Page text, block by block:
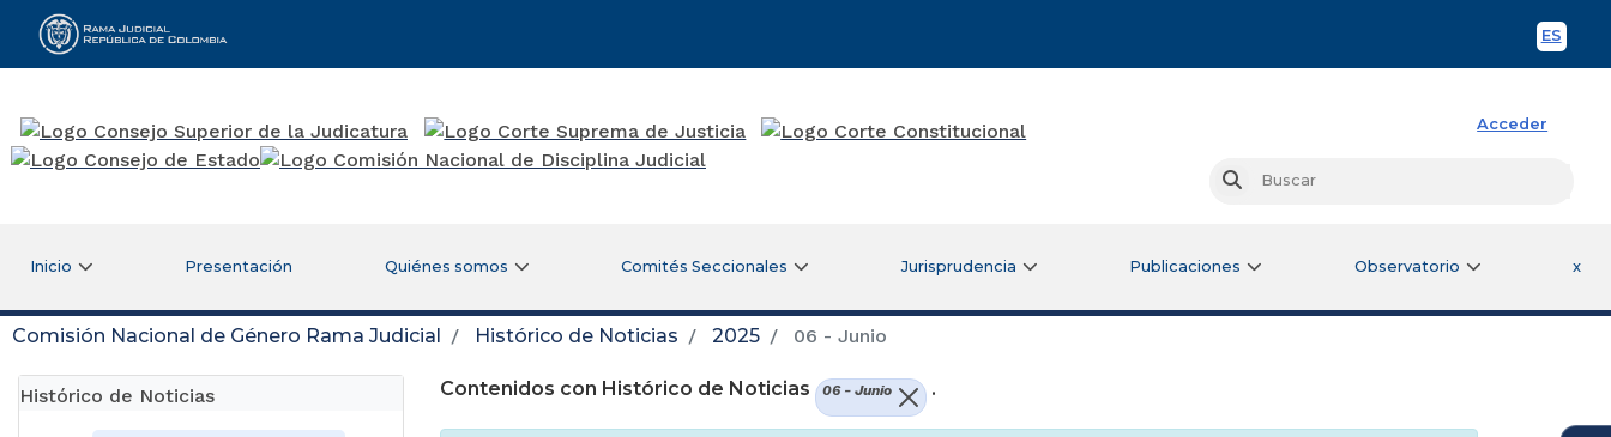
ES
Rama Judicial
Acceder
Buscar
Inicio Presentación Quiénes somos Comités Seccionales Jurisprudencia Publicaciones Observatorio x
Comisión Nacional de Género Rama Judicial Histórico de Noticias 2025 06 - Junio
Histórico de Noticias Contenidos con Histórico de Noticias 06 - Junio .